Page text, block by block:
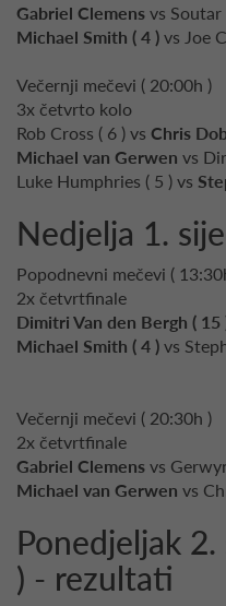
Gabriel Clemens vs
Michael Smith ( 4 ) vs
Večernji mečevi ( 20:00h )
3x četvrto kolo
Rob Cross ( 6 ) vs
Michael van Gerwen vs
Luke Humphries ( 5 ) vs
Nedjelja 1.
Popodnevni mečevi (
2x četvrtfinale
Dimitri Van den Bergh ( 15
Michael Smith ( 4 ) vs
Večernji mečevi ( 20:30h )
2x četvrtfinale
Gabriel Clemens vs
Michael van Gerwen vs
Ponedjeljak
) - rezultati